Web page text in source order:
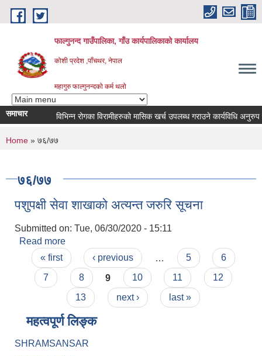
Skip to main content
फाल्गुनन्द गाउँपालिका, गाँउ कार्यपालिकाको कार्यालय
कोशी प्रदेश ,पाँचथर, नेपाल
महागुरु फाल्गुनन्दको कर्म थलो
समाचार विभिन्न रोगका विरामीहरुको मासिक खर्च उपलब्ध गराउने कार्यविधि अनुरुप
You are here
Home » ७६/७७
७६/७७
पशुपक्षी सेवा शाखाको अत्यन्त जरुरि सूचना
Submitted on: Tue, 06/30/2020 - 15:11
Read more
Pages
« first ‹ previous 5
6
7
8 9 10 11
12
13
next › last »
महत्वपूर्ण लिङ्क
SHRAMSANSAR